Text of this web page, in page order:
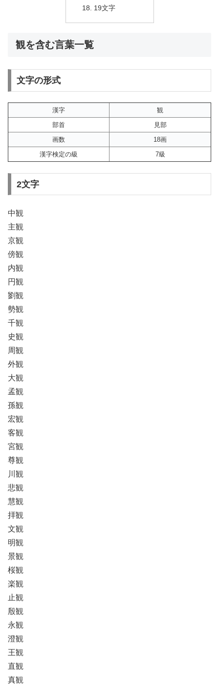
19文字
観を含む言葉一覧
文字の形式
漢字
観
部首
見部
画数
18画
漢字検定の級
7級
2文字
中観
主観
京観
傍観
内観
円観
劉観
勢観
千観
史観
周観
外観
大観
孟観
孫観
宏観
客観
宮観
尊観
川観
悲観
慧観
拝観
文観
明観
景観
桜観
楽観
止観
殷観
永観
澄観
王観
直観
真観